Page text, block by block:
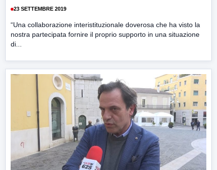
23 SETTEMBRE 2019
“Una collaborazione interistituzionale doverosa che ha visto la
nostra partecipata fornire il proprio supporto in una situazione
di...